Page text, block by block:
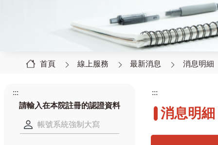
首頁 線上服務 最新消息 消息明細
:::
請輸入在本院註冊的認證資料
:::
消息明細